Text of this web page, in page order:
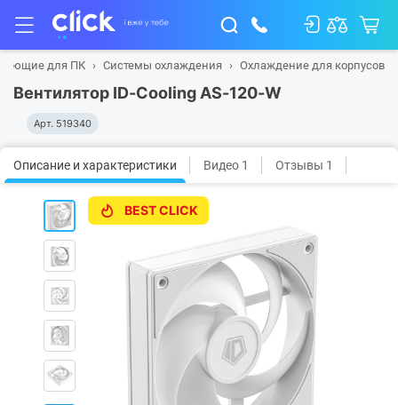
для ПК Системы охлаждения Охлаждение для корпусов
Вентилятор ID-Cooling AS-120-W
Арт. 519340
Описание и характеристики Видео 1 Отзывы 1
BEST CLICK